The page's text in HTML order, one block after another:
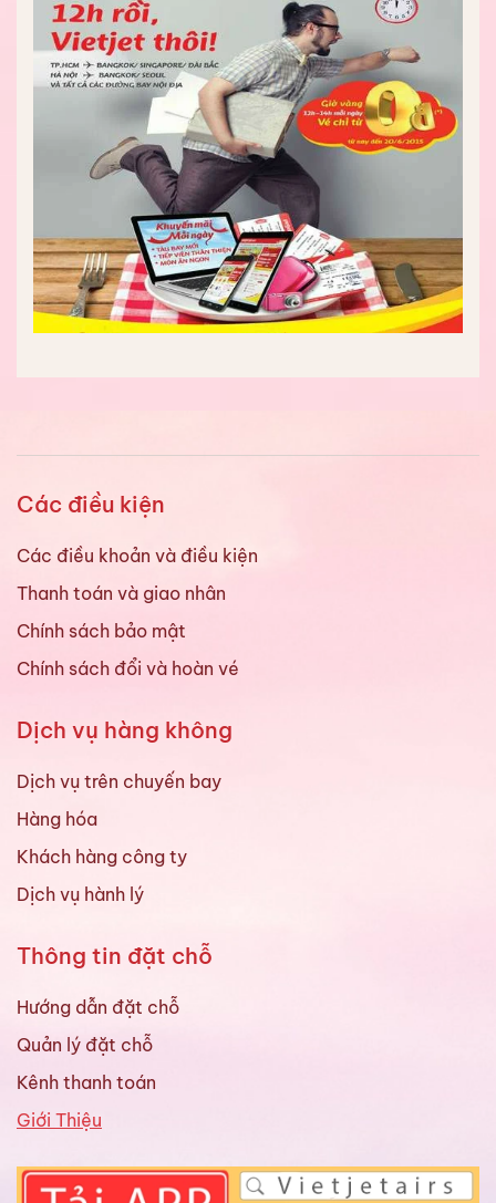
Các điều kiện
Các điều khoản và điều kiện
Thanh toán và giao nhân
Chính sách bảo mật
Chính sách đổi và hoàn vé
Dịch vụ hàng không
Dịch vụ trên chuyến bay
Hàng hóa
Khách hàng công ty
Dịch vụ hành lý
Thông tin đặt chỗ
Hướng dẫn đặt chỗ
Quản lý đặt chỗ
Kênh thanh toán
Giới Thiệu